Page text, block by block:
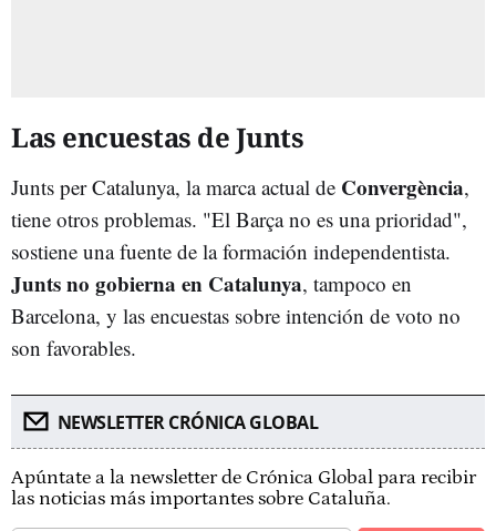
Las encuestas de Junts
Junts per Catalunya, la marca actual de Convergència,
tiene otros problemas. "El Barça no es una prioridad",
sostiene una fuente de la formación independentista.
Junts no gobierna en Catalunya, tampoco en
Barcelona, y las encuestas sobre intención de voto no
son favorables.
NEWSLETTER CRÓNICA GLOBAL
Apúntate a la newsletter de Crónica Global para recibir
las noticias más importantes sobre Cataluña.